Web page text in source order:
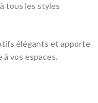
tous les styles
élégants et apporte
vos espaces.